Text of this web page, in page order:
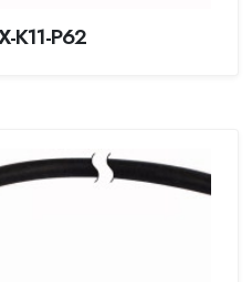
K11-P62